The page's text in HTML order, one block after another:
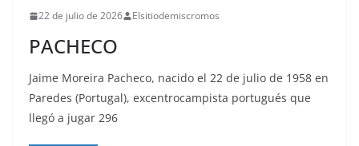
22 de julio de 2026 Elsitiodemiscromos
PACHECO
Jaime Moreira Pacheco, nacido el 22 de julio de 1958 en
Paredes (Portugal), excentrocampista portugués que
llegó a jugar 296